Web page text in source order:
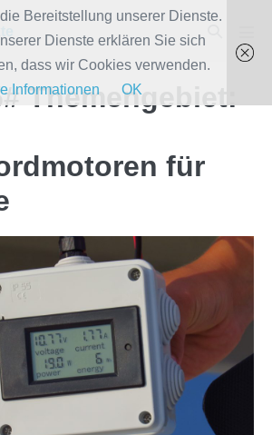
Schalter
Themengebiet:
für
Bereitstellung unserer Dienste.
Dienste erklären Sie sich
dass wir Cookies verwenden.
Informationen
OK